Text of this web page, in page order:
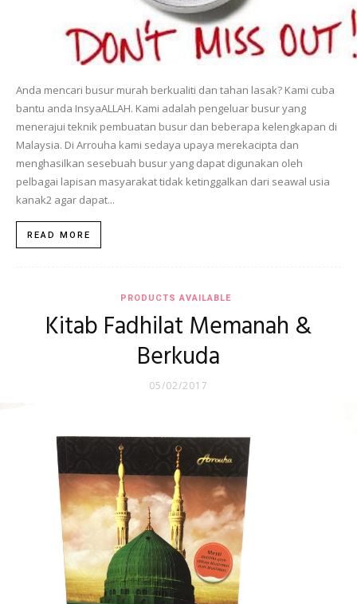
Anda mencari busur murah berkualiti dan tahan lasak? Kami cuba
bantu anda InsyaALLAH. Kami adalah pengeluar busur yang
menerajui teknik pembuatan busur dan beberapa kelengkapan di
Malaysia. Di Arrouha kami sedaya upaya merekacipta dan
menghasilkan sesebuah busur yang dapat digunakan oleh
pelbagai lapisan masyarakat tidak ketinggalkan dari seawal usia
kanak2 agar dapat...
READ MORE
PRODUCTS AVAILABLE
Kitab Fadhilat Memanah &
Berkuda
05/02/2017